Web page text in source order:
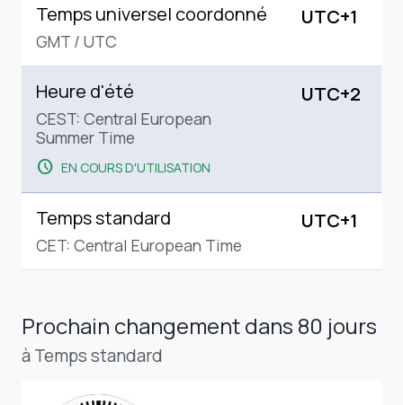
Temps universel coordonné
GMT / UTC
UTC+1
Heure d'été
CEST: Central European
Summer Time
schedule EN COURS D'UTILISATION
UTC+2
Temps standard
CET: Central European Time
UTC+1
Prochain changementdans 80 jours
à Temps standard